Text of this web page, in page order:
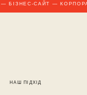
— БІЗНЕС-САЙТ —
НАШ ПІДХІД